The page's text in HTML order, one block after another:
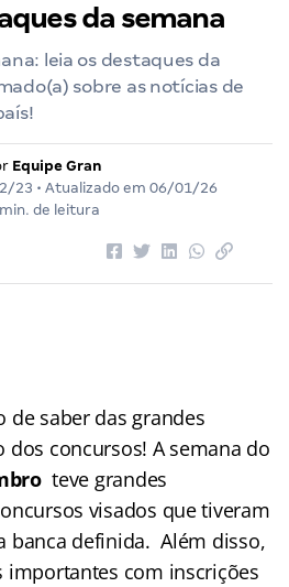
da semana
leia os destaques da
sobre as notícias de
Equipe Gran
23 • Atualizado em 06/01/26
de leitura
de saber das grandes
concursos! A semana do
teve grandes
visados que tiveram
banca definida. Além disso,
importantes com inscrições